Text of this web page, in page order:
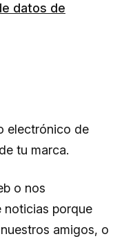
datos de
electrónico de
tu marca.
o nos
noticias porque
amigos, o